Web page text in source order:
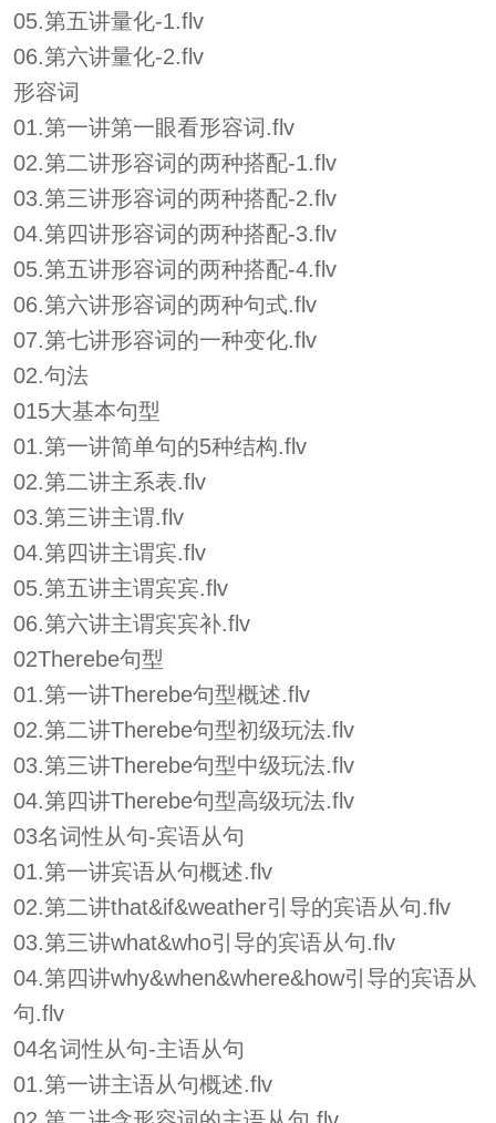
05.第五讲量化-1.flv
06.第六讲量化-2.flv
形容词
01.第一讲第一眼看形容词.flv
02.第二讲形容词的两种搭配-1.flv
03.第三讲形容词的两种搭配-2.flv
04.第四讲形容词的两种搭配-3.flv
05.第五讲形容词的两种搭配-4.flv
06.第六讲形容词的两种句式.flv
07.第七讲形容词的一种变化.flv
02.句法
015大基本句型
01.第一讲简单句的5种结构.flv
02.第二讲主系表.flv
03.第三讲主谓.flv
04.第四讲主谓宾.flv
05.第五讲主谓宾宾.flv
06.第六讲主谓宾宾补.flv
02Therebe句型
01.第一讲Therebe句型概述.flv
02.第二讲Therebe句型初级玩法.flv
03.第三讲Therebe句型中级玩法.flv
04.第四讲Therebe句型高级玩法.flv
03名词性从句-宾语从句
01.第一讲宾语从句概述.flv
02.第二讲that&if&weather引导的宾语从句.flv
03.第三讲what&who引导的宾语从句.flv
04.第四讲why&when&where&how引导的宾语从
句.flv
04名词性从句-主语从句
01.第一讲主语从句概述.flv